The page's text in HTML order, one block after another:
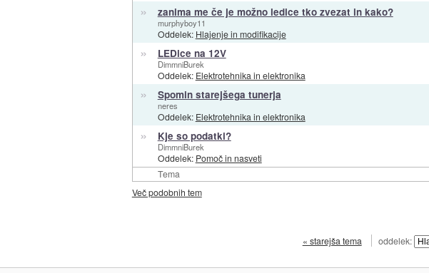
Tema
» zanima me če je možno ledice tko zvezat in kako?
murphyboy11
Oddelek: Hlajenje in modifikacije
» LEDice na 12V
DimmniBurek
Oddelek: Elektrotehnika in elektronika
» Spomin starejšega tunerja
neres
Oddelek: Elektrotehnika in elektronika
» Kje so podatki?
DimmniBurek
Oddelek: Pomoč in nasveti
Več podobnih tem
« starejša tema oddelek: